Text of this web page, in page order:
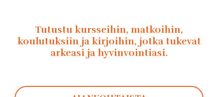
Tutustu kursseihin, matkoihin,
koulutuksiin ja kirjoihin, jotka tukevat
arkeasi ja hyvinvointiasi.